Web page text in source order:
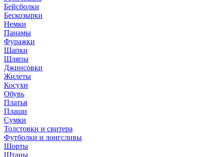
Бейсболки
Бескозырки
Немки
Панамы
Фуражки
Шапки
Шляпы
Джинсовки
Жилеты
Косухи
Обувь
Платья
Плащи
Сумки
Толстовки и свитера
Футболки и лонгсливы
Шорты
Штаны